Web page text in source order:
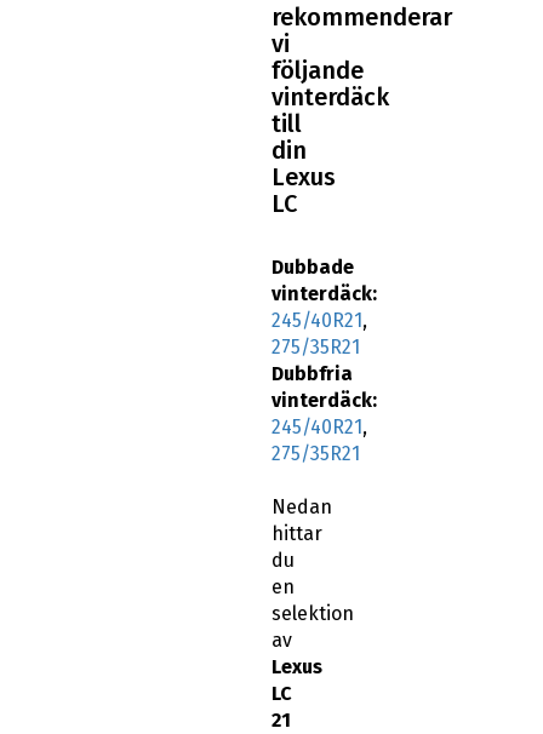
rekommenderar
vi
följande
vinterdäck
till
din
Lexus
LC
Dubbade
vinterdäck:
245/40R21 ,
275/35R21
Dubbfria
vinterdäck:
245/40R21 ,
275/35R21
Nedan
hittar
du
en
selektion
av
Lexus
LC
21